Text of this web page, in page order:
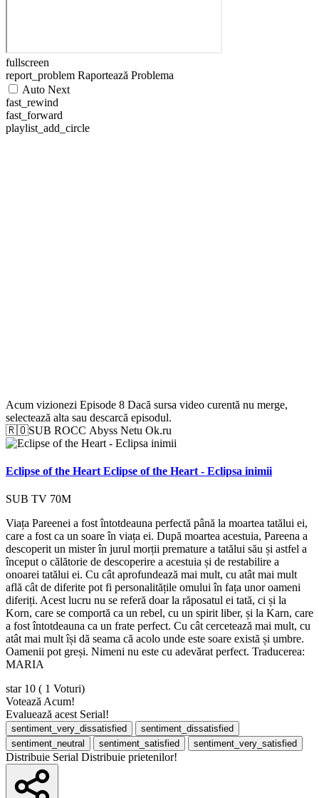
fullscreen
report_problem Raportează Problema
Auto Next
fast_rewind
fast_forward
playlist_add_circle
Acum vizionezi Episode 8 Dacă sursa video curentă nu merge,
selectează alta sau descarcă episodul.
🇷🇴SUB ROCC Abyss Netu Ok.ru
Eclipse of the Heart Eclipse of the Heart - Eclipsa inimii
SUB TV 70M
Viața Pareenei a fost întotdeauna perfectă până la moartea tatălui ei,
care a fost ca un soare în viața ei. După moartea acestuia, Pareena a
descoperit un mister în jurul morții premature a tatălui său și astfel a
început o călătorie de descoperire a acestuia și de restabilire a
onoarei tatălui ei. Cu cât aprofundează mai mult, cu atât mai mult
află cât de diferite pot fi personalitățile omului în fața unor oameni
diferiți. Acest lucru nu se referă doar la răposatul ei tată, ci și la
Korn, care se comportă ca un rebel, cu un spirit liber, și la Karn, care
a fost întotdeauna ca un frate perfect. Cu cât cercetează mai mult, cu
atât mai mult își dă seama că acolo unde este soare există și umbre.
Oamenii pot greși. Nimeni nu este cu adevărat perfect. Traducerea:
MARIA
star 10 ( 1 Voturi)
Votează Acum!
Evaluează acest Serial!
sentiment_very_dissatisfied
sentiment_dissatisfied
sentiment_neutral
sentiment_satisfied sentiment_very_satisfied
Distribuie Serial Distribuie prietenilor!